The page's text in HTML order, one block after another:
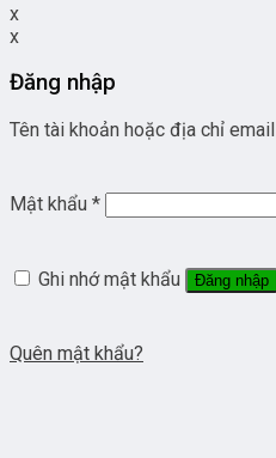
x
x
Đăng nhập
Tên tài khoản hoặc địa chỉ email
Mật khẩu *
Ghi nhớ mật khẩu Đăng nhập
Quên mật khẩu?